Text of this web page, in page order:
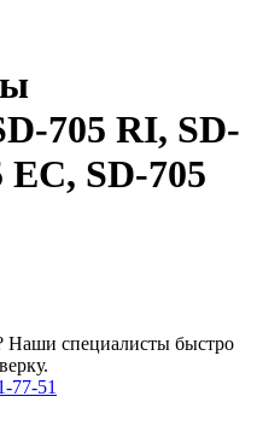
705 RI, SD-
EC, SD-705
Наши специалисты быстро
77-51